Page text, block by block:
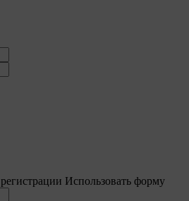
Использовать форму